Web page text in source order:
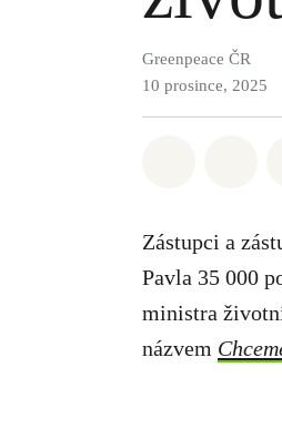
Greenpeace ČR
10 prosince, 2025
Zástupci a
Pavla 35 000
ministra
názvem